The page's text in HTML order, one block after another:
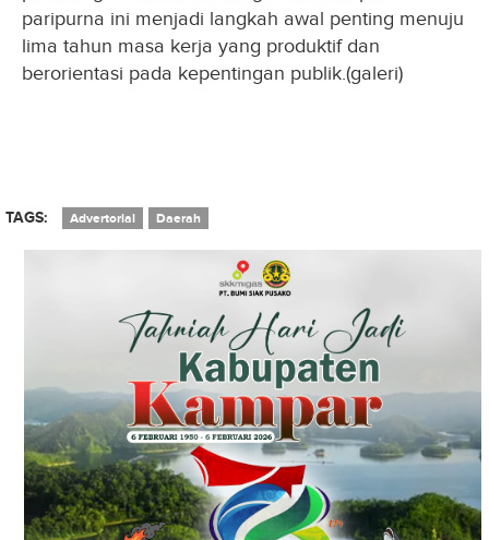
paripurna ini menjadi langkah awal penting menuju
lima tahun masa kerja yang produktif dan
berorientasi pada kepentingan publik.(galeri)
TAGS: Advertorial Daerah